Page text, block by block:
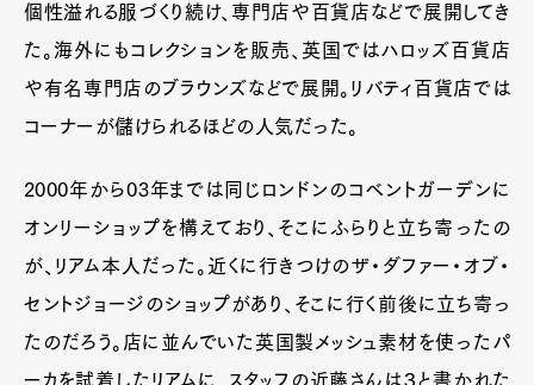
個性溢れる服づくり続け、専門店や百貨店などで展開してき
た。海外にもコレクションを販売、英国ではハロッズ百貨店
や有名専門店のブラウンズなどで展開。リバティ百貨店では
コーナーが儲けられるほどの人気だった。
2000年から03年までは同じロンドンのコベントガーデンに
オンリーショップを構えており、そこにふらりと立ち寄ったの
が、リアム本人だった。近くに行きつけのザ・ダファー・オブ・
セントジョージのショップがあり、そこに行く前後に立ち寄っ
たのだろう。店に並んでいた英国製メッシュ素材を使ったパ
ーカを試着したリアムに、スタッフの近藤さんは３と書かれた